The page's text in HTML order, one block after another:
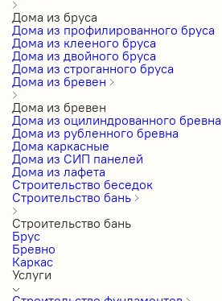
Дома из бруса
Дома из профилированного бруса
Дома из клееного бруса
Дома из двойного бруса
Дома из строганного бруса
Дома из бревен
Дома из бревен
Дома из оцилиндрованного бревна
Дома из рубленного бревна
Дома каркасные
Дома из СИП панелей
Дома из лафета
Строительство беседок
Строительство бань
Строительство бань
Брус
Бревно
Каркас
Услуги